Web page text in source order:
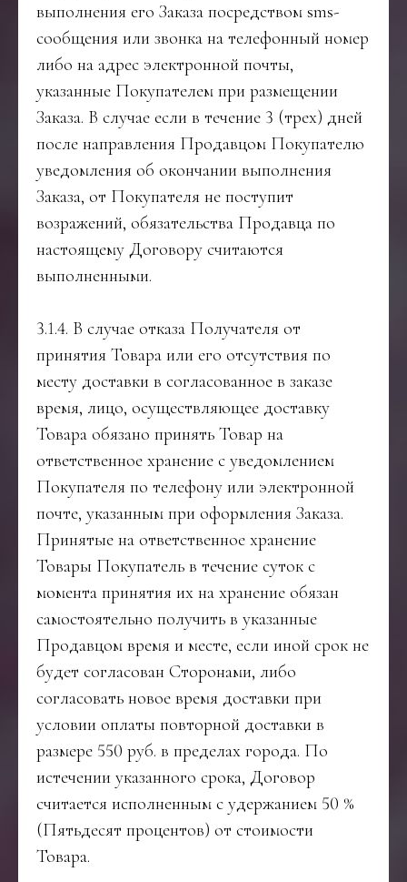
выполнения его Заказа посредством sms-
сообщения или звонка на телефонный номер
либо на адрес электронной почты,
указанные Покупателем при размещении
Заказа. В случае если в течение 3 (трех) дней
после направления Продавцом Покупателю
уведомления об окончании выполнения
Заказа, от Покупателя не поступит
возражений, обязательства Продавца по
настоящему Договору считаются
выполненными.
3.1.4. В случае отказа Получателя от
принятия Товара или его отсутствия по
месту доставки в согласованное в заказе
время, лицо, осуществляющее доставку
Товара обязано принять Товар на
ответственное хранение с уведомлением
Покупателя по телефону или электронной
почте, указанным при оформления Заказа.
Принятые на ответственное хранение
Товары Покупатель в течение суток с
момента принятия их на хранение обязан
самостоятельно получить в указанные
Продавцом время и месте, если иной срок не
будет согласован Сторонами, либо
согласовать новое время доставки при
условии оплаты повторной доставки в
размере 550 руб. в пределах города. По
истечении указанного срока, Договор
считается исполненным с удержанием 50 %
(Пятьдесят процентов) от стоимости
Товара.